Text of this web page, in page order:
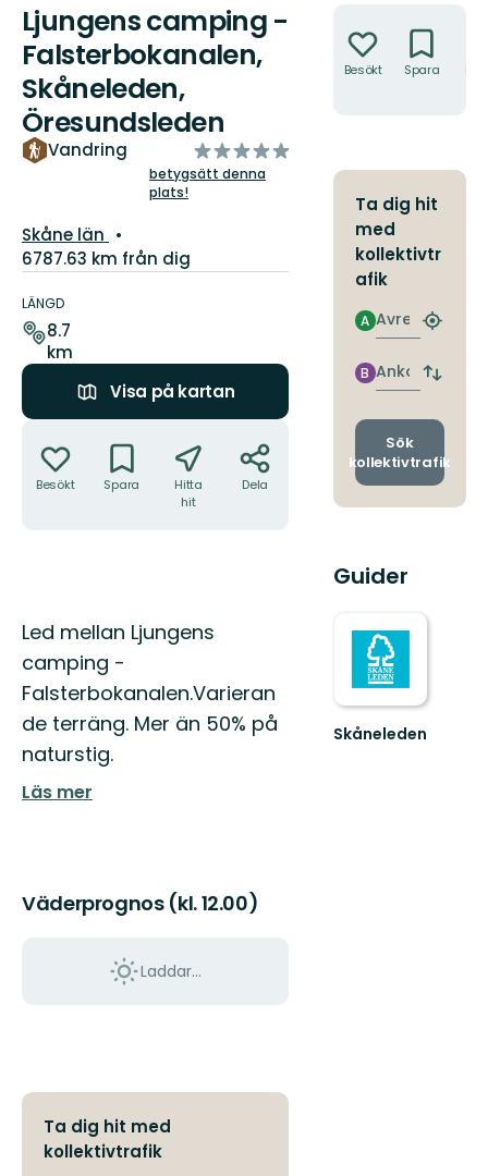
Ljungens camping -
Falsterbokanalen,
Skåneleden,
Öresundsleden
Vandring
av
5
betygsätt denna
plats!
Län:
Skåne län
6787.63 km från dig
om
leden
LÄNGD
8.7
km
Visa på kartan
Besökt Spara
Hitta
hit
Dela
Beskrivning
Led mellan Ljungens
camping -
Falsterbokanalen.Varieran
de terräng. Mer än 50% på
naturstig.
Läs mer
Väderprognos (kl. 12.00)
Laddar...
Ta dig hit med
kollektivtrafik
Besökt Spara
Ta dig hit
med
kollektivtr
afik
Avresa
A
Hitta
Ankomst
B
Byt
och
Sök
kollektivtrafik
Guider
Skåneleden